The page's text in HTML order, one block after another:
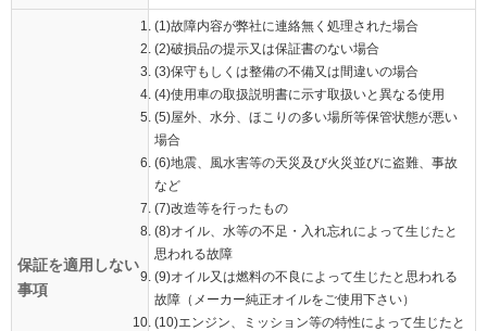
保証を適用しない
事項
(1)故障内容が弊社に連絡無く処理された場合
(2)破損品の提示又は保証書のない場合
(3)保守もしくは整備の不備又は間違いの場合
(4)使用車の取扱説明書に示す取扱いと異なる使用
(5)屋外、水分、ほこりの多い場所等保管状態が悪い
場合
(6)地震、風水害等の天災及び火災並びに盗難、事故
など
(7)改造等を行ったもの
(8)オイル、水等の不足・入れ忘れによって生じたと
思われる故障
(9)オイル又は燃料の不良によって生じたと思われる
故障（メーカー純正オイルをご使用下さい）
(10)エンジン、ミッション等の特性によって生じたと